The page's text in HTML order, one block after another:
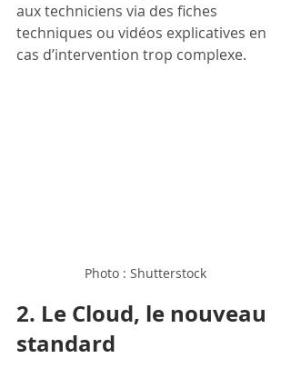
aux techniciens via des fiches
techniques ou vidéos explicatives en
cas d’intervention trop complexe.
Photo : Shutterstock
2. Le Cloud, le nouveau
standard